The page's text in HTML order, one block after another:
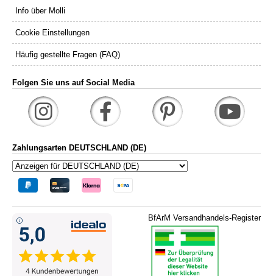
Info über Molli
Cookie Einstellungen
Häufig gestellte Fragen (FAQ)
Folgen Sie uns auf Social Media
Zahlungsarten DEUTSCHLAND (DE)
BfArM Versandhandels-Register